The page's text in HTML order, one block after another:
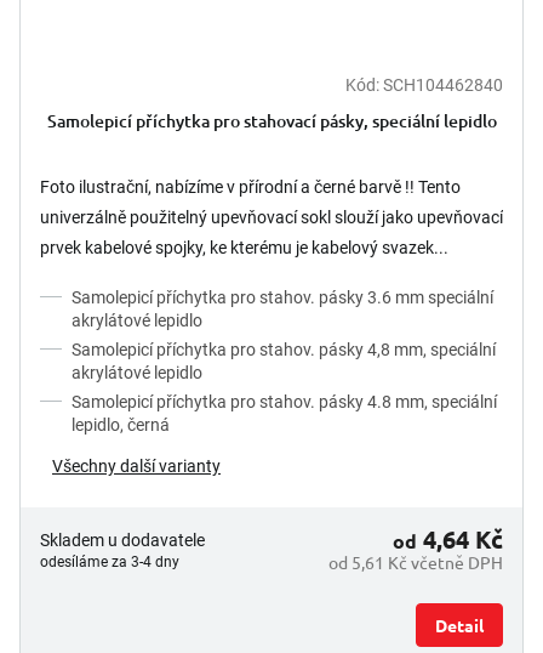
Kód:SCH104462840
Samolepicí příchytka pro stahovací pásky, speciální lepidlo
Foto ilustrační, nabízíme v přírodní a černé barvě !! Tento
univerzálně použitelný upevňovací sokl slouží jako upevňovací
prvek kabelové spojky, ke kterému je kabelový svazek...
Samolepicí příchytka pro stahov. pásky 3.6 mm speciální
akrylátové lepidlo
Samolepicí příchytka pro stahov. pásky 4,8 mm, speciální
akrylátové lepidlo
Samolepicí příchytka pro stahov. pásky 4.8 mm, speciální
lepidlo, černá
Všechny další varianty
Skladem u dodavatele
odesíláme za 3-4 dny od 5,61 Kč včetně DPH
od 4,64 Kč
Detail